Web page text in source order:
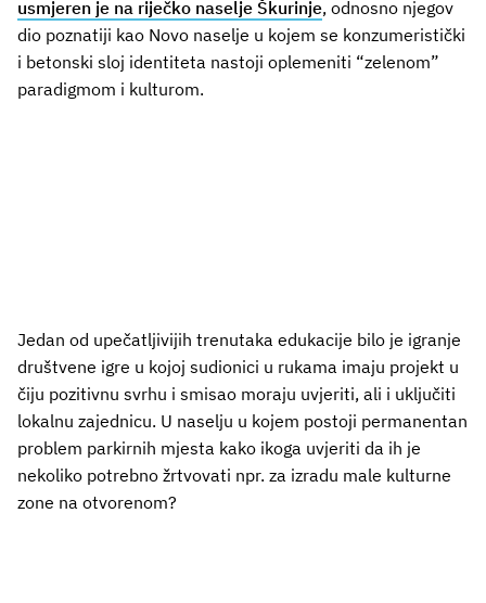
usmjeren je na riječko naselje Škurinje, odnosno njegov
dio poznatiji kao Novo naselje u kojem se konzumeristički
i betonski sloj identiteta nastoji oplemeniti “zelenom”
paradigmom i kulturom.
Jedan od upečatljivijih trenutaka edukacije bilo je igranje
društvene igre u kojoj sudionici u rukama imaju projekt u
čiju pozitivnu svrhu i smisao moraju uvjeriti, ali i uključiti
lokalnu zajednicu. U naselju u kojem postoji permanentan
problem parkirnih mjesta kako ikoga uvjeriti da ih je
nekoliko potrebno žrtvovati npr. za izradu male kulturne
zone na otvorenom?